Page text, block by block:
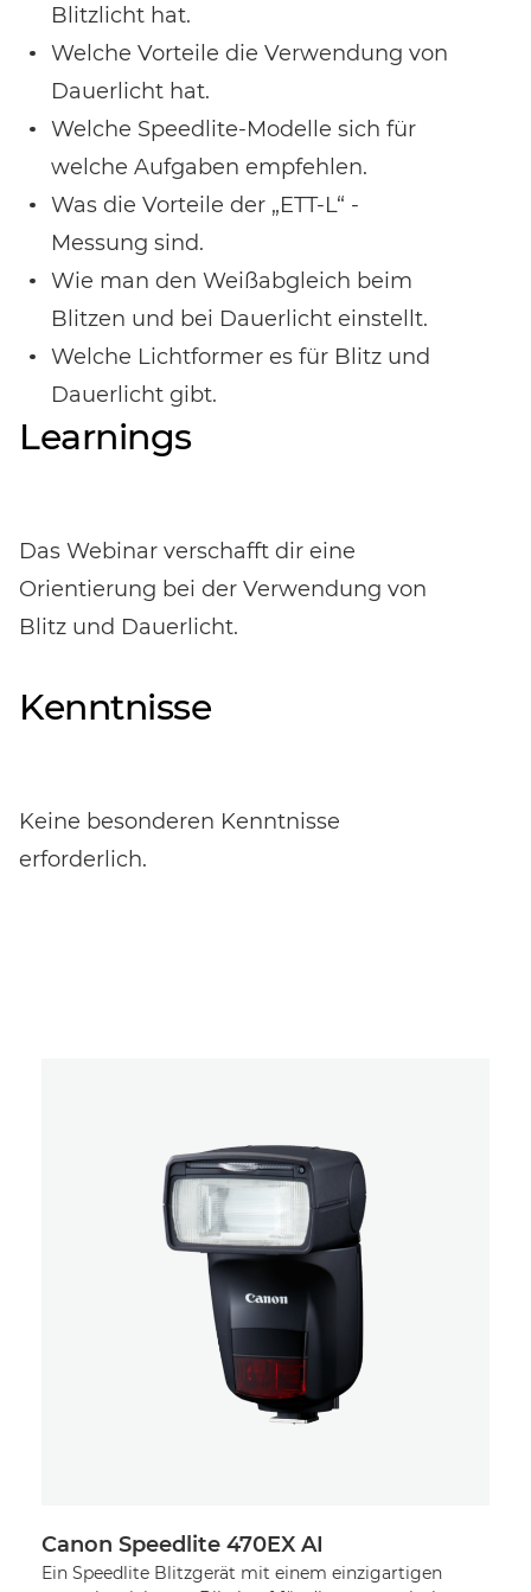
Blitzlicht hat.
Welche Vorteile die Verwendung von
Dauerlicht hat.
Welche Speedlite-Modelle sich für
welche Aufgaben empfehlen.
Was die Vorteile der „ETT-L“ -
Messung sind.
Wie man den Weißabgleich beim
Blitzen und bei Dauerlicht einstellt.
Welche Lichtformer es für Blitz und
Dauerlicht gibt.
Learnings
Das Webinar verschafft dir eine
Orientierung bei der Verwendung von
Blitz und Dauerlicht.
Kenntnisse
Keine besonderen Kenntnisse
erforderlich.
Canon Speedlite 470EX AI
Ein Speedlite Blitzgerät mit einem einzigartigen